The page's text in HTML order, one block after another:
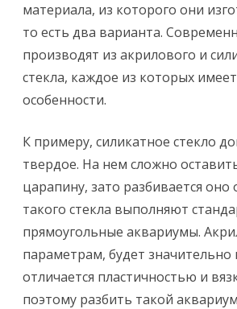
материала, из которого они
то есть два варианта.
производят из акрилового и
стекла, каждое из которых
особенности.
К примеру, силикатное стекло
твердое. На нем сложно
царапину, зато разбивается оно
такого стекла выполняют
прямоугольные аквариумы.
параметрам, будет
отличается пластичностью и
поэтому разбить такой